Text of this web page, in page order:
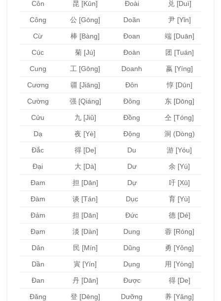
Côn 昆 [Kūn] Đoài 兑 [Duì]
Công 公 [Gōng] Doãn 尹 [Yǐn]
Cừ 棒 [Bàng] Đoan 端 [Duān]
Cúc 菊 [Jú] Đoàn 团 [Tuán]
Cung 工 [Gōng] Doanh 嬴 [Yíng]
Cương 疆 [Jiāng] Đôn 惇 [Dūn]
Cường 强 [Qiáng] Đông 东 [Dōng]
Cửu 九 [Jiǔ] Đồng 仝 [Tóng]
Dạ 夜 [Yè] Động 洞 (Dòng)
Đắc 得 [De] Du 游 [Yóu]
Đại 大 [Dà] Dư 余 [Yú]
Đam 担 [Dān] Dự 吁 [Xū]
Đàm 谈 [Tán] Dục 育 [Yù]
Đảm 担 [Dān] Đức 德 [Dé]
Đạm 淡 [Dàn] Dung 蓉 [Róng]
Dân 民 [Mín] Dũng 勇 [Yǒng]
Dần 寅 [Yín] Dụng 用 [Yòng]
Đan 丹 [Dān] Được 得 [De]
Đăng 登 [Dēng] Dưỡng 养 [Yǎng]